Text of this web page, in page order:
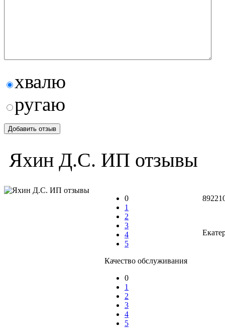
хвалю
ругаю
Яхин Д.С. ИП отзывы
0
1
2
3
4
5
Качество обслуживания
0
1
2
3
4
5